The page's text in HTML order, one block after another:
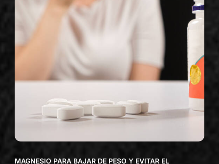
MAGNESIO PARA BAJAR DE PESO Y EVITAR EL